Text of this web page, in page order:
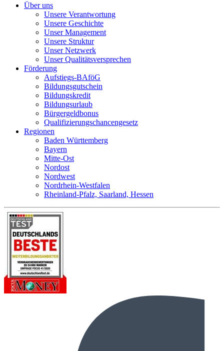
Über uns
Unsere Verantwortung
Unsere Geschichte
Unser Management
Unsere Struktur
Unser Netzwerk
Unser Qualitätsversprechen
Förderung
Aufstiegs-BAföG
Bildungsgutschein
Bildungskredit
Bildungsurlaub
Bürgergeldbonus
Qualifizierungschancengesetz
Regionen
Baden Württemberg
Bayern
Mitte-Ost
Nordost
Nordwest
Nordrhein-Westfalen
Rheinland-Pfalz, Saarland, Hessen